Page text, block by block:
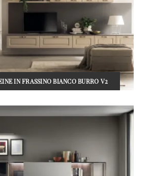
IN FRASSINO BIANCO BURRO V2